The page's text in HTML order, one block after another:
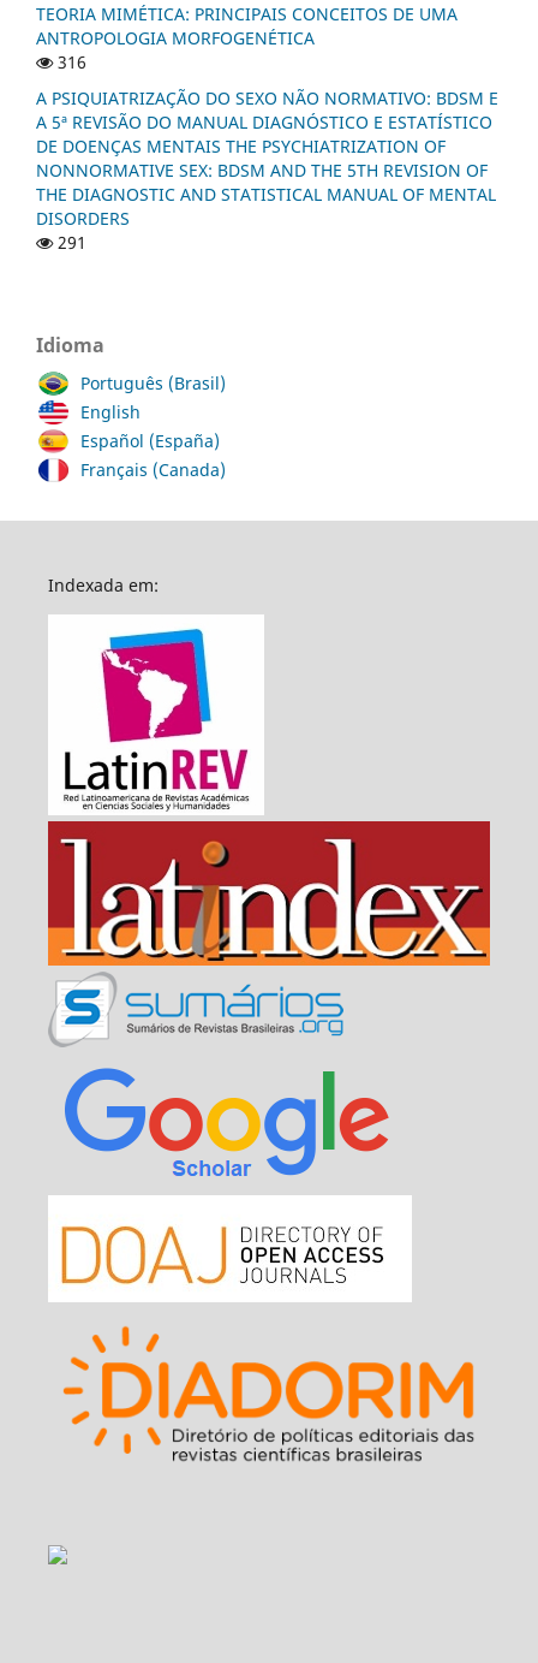
TEORIA MIMÉTICA: PRINCIPAIS CONCEITOS DE UMA
ANTROPOLOGIA MORFOGENÉTICA
316
A PSIQUIATRIZAÇÃO DO SEXO NÃO NORMATIVO: BDSM E
A 5ª REVISÃO DO MANUAL DIAGNÓSTICO E ESTATÍSTICO
DE DOENÇAS MENTAIS THE PSYCHIATRIZATION OF
NONNORMATIVE SEX: BDSM AND THE 5TH REVISION OF
THE DIAGNOSTIC AND STATISTICAL MANUAL OF MENTAL
DISORDERS
291
Idioma
Português (Brasil)
English
Español (España)
Français (Canada)
Indexada em: